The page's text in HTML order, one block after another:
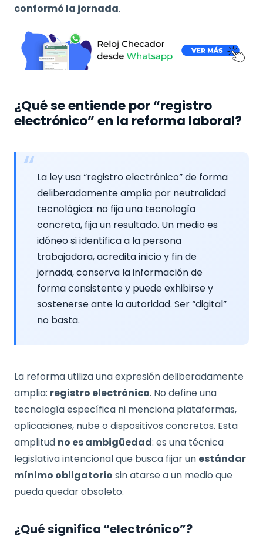
conformó la jornada.
¿Qué se entiende por “registro
electrónico” en la reforma laboral?
La ley usa “registro electrónico” de forma
deliberadamente amplia por neutralidad
tecnológica: no fija una tecnología
concreta, fija un resultado. Un medio es
idóneo si identifica a la persona
trabajadora, acredita inicio y fin de
jornada, conserva la información de
forma consistente y puede exhibirse y
sostenerse ante la autoridad. Ser “digital”
no basta.
La reforma utiliza una expresión deliberadamente
amplia: registro electrónico. No define una
tecnología específica ni menciona plataformas,
aplicaciones, nube o dispositivos concretos. Esta
amplitud no es ambigüedad: es una técnica
legislativa intencional que busca fijar un estándar
mínimo obligatorio sin atarse a un medio que
pueda quedar obsoleto.
¿Qué significa “electrónico”?